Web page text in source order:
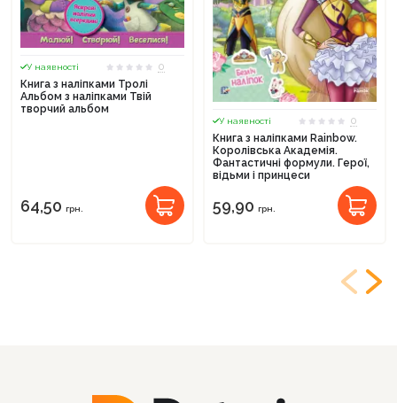
У наявності
0
Книга з наліпками Тролі
Альбом з наліпками Твій
творчий альбом
64,50 грн.
У наявності
0
Книга з наліпками Rainbow.
Королівська Академія.
Фантастичні формули. Герої,
відьми і принцеси
59,90 грн.